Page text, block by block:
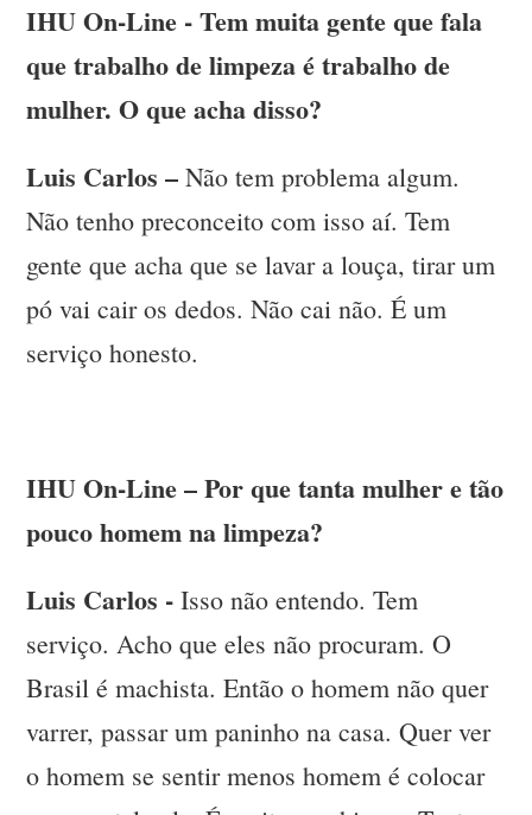
IHU On-Line - Tem muita gente que fala
que trabalho de limpeza é trabalho de
mulher. O que acha disso?
Luis Carlos – Não tem problema algum.
Não tenho preconceito com isso aí. Tem
gente que acha que se lavar a louça, tirar um
pó vai cair os dedos. Não cai não. É um
serviço honesto.
IHU On-Line – Por que tanta mulher e tão
pouco homem na limpeza?
Luis Carlos - Isso não entendo. Tem
serviço. Acho que eles não procuram. O
Brasil é machista. Então o homem não quer
varrer, passar um paninho na casa. Quer ver
o homem se sentir menos homem é colocar